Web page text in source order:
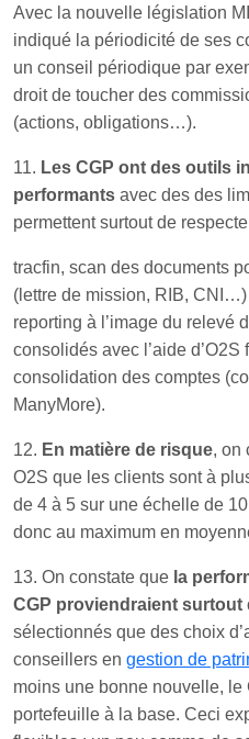
Avec la nouvelle législation
indiqué la périodicité de ses
un conseil périodique par
droit de toucher des
(actions, obligations…).
11. Les CGP ont des outils
performants avec des des
permettent surtout de
tracfin, scan des documents
(lettre de mission, RIB,
reporting à l’image du relevé
consolidés avec l’aide d’O2S
consolidation des comptes
ManyMore).
12. En matière de risque, on
O2S que les clients sont à
de 4 à 5 sur une échelle de
donc au maximum en
13. On constate que la
CGP proviendraient surtout
sélectionnés que des choix
conseillers en gestion de
moins une bonne nouvelle, le
portefeuille à la base. Ceci